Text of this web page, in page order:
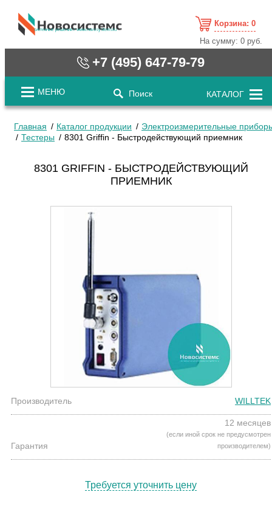
cистемные решения / www.novosystems.ru
Корзина: 0
На сумму:0 руб.
+7 (495) 647-79-79
МЕНЮ Поиск КАТАЛОГ
Главная Каталог продукции
Электроизмерительные
Тестеры
8301 Griffin - Быстродействующий приемник
8301 GRIFFIN - БЫСТРОДЕЙСТВУЮЩИЙ
ПРИЕМНИК
Производитель WILLTEK
Гарантия
12 месяцев
(если иной срок не предусмотрен
производителем)
Требуется уточнить цену